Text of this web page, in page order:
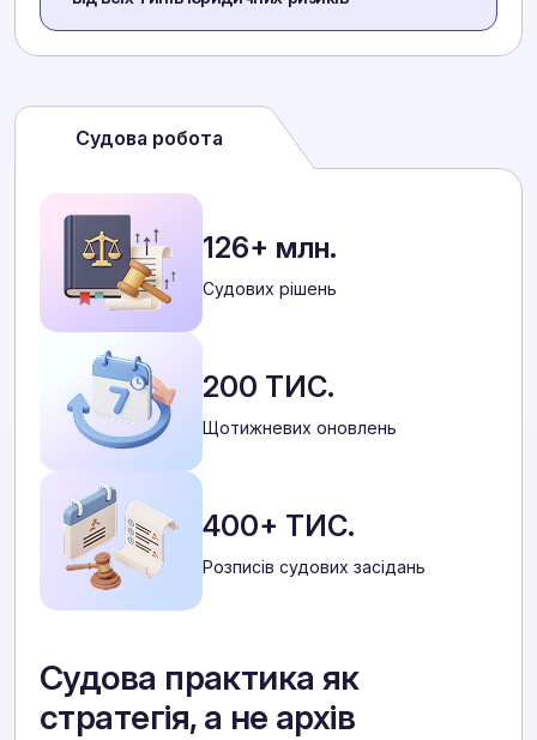
Судова робота
126+ млн.
Cудових рішень
200 ТИС.
Щотижневих оновлень
400+ ТИС.
Розписів судових засідань
Судова практика як
стратегія, а не архів